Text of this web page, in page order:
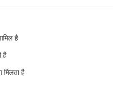
है
है
है